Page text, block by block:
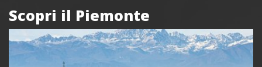
Scopri il Piemonte